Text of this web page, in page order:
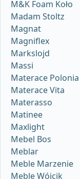
M&K Foam Koło
Madam Stoltz
Magnat
Magniflex
Markslojd
Massi
Materace Polonia
Materace Vita
Materasso
Matinee
Maxlight
Mebel Bos
Meblar
Meble Marzenie
Meble Wójcik